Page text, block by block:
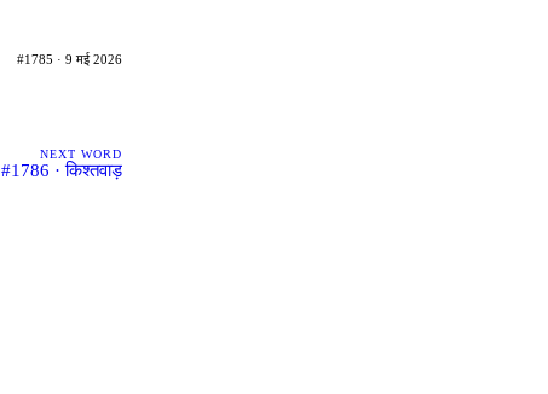
#1785 · 9 मई 2026
NEXT WORD
#1786 · किश्तवाड़